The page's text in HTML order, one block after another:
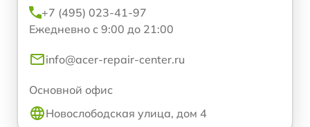
+7 (495) 023-41-97
Ежедневно с 9:00 до 21:00
info@acer-repair-center.ru
Основной офис
Новослободская улица, дом 4